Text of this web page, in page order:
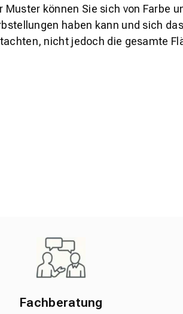
können Sie sich von Farbe
haben kann und sich
nicht jedoch die gesamte
Fachberatung